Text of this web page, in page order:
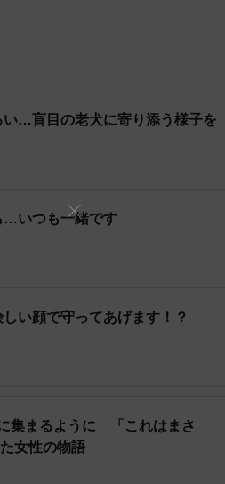
：SIHOさん）
「どこかで保護されたのかな」
現れた。
分かりました。私の想像ですけ
ところへ行ったのかも」
を出て深夜に帰宅する生活を送
い…盲目の老犬に寄り添う様子を
…いつも一緒です
い顔で守ってあげます！？
集まるように 「これはまさ
女性の物語